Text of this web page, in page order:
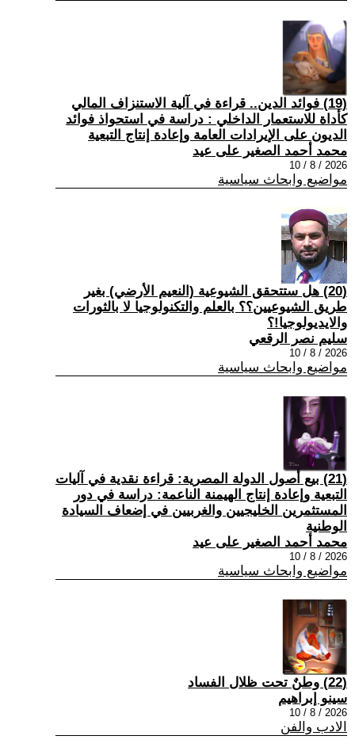
(19) فوائد الدين.. قراءة في آلية الاستنزاف المالي
كأداة للاستعمار الداخلي : دراسة في استحواذ فوائد
الديون على الإيرادات العامة وإعادة إنتاج التبعية
محمد أحمد الصغير على عيد
2026 / 8 / 10
مواضيع وابحاث سياسية
(20) هل ستتحقق الشيوعية (النعيم الأرضي) بغير
طريق الشيوعيين؟؟ بالعلم والتكنولوجيا لا بالثورات
والايديولوجيا!؟
سليم نصر الرقعي
2026 / 8 / 10
مواضيع وابحاث سياسية
(21) بيع أصول الدولة المصرية: قراءة نقدية في آليات
التبعية وإعادة إنتاج الهيمنة الناعمة: دراسة في دور
المستثمرين الخليجيين والغربيين في إضعاف السيادة
الوطنية
محمد أحمد الصغير على عيد
2026 / 8 / 10
مواضيع وابحاث سياسية
(22) وطنٌ تحت ظلال الفساد
سينو إبراهيم
2026 / 8 / 10
الادب والفن